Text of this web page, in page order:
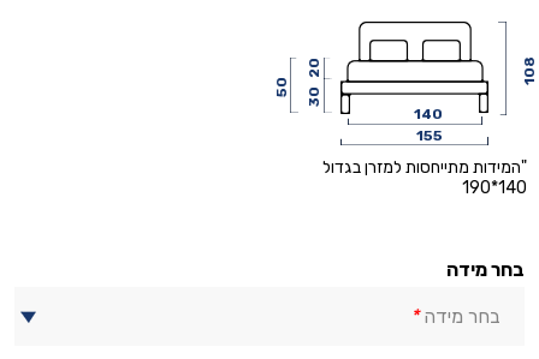
108
140
155
30
20
50
"המידות מתייחסות למזרן בגדול
140*190
בחר מידה
בחר מידה*